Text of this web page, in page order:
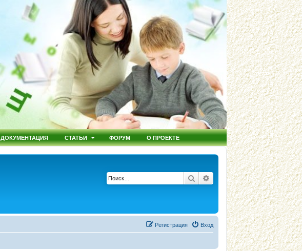
ДОКУМЕНТАЦИЯ СТАТЬИ ФОРУМ О ПРОЕКТЕ
Поиск Расширенный поиск
Вход
Регистрация